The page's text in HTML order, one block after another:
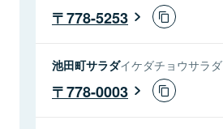
778-5253
池田町サラダイケダチョウサラダ
778-0003